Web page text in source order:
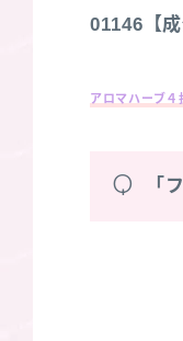
01146【
アロマハーブ４
Q 「